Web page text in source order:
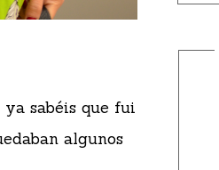
sabéis que fui
algunos